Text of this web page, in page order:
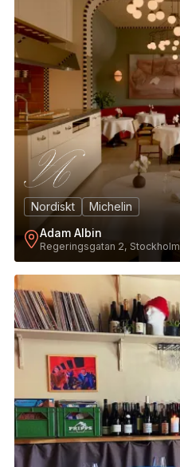
Nordiskt
Michelin
Adam Albin
Regeringsgatan 2, Stockholm